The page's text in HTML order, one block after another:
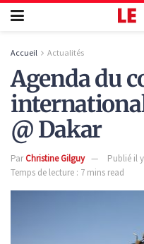
Accueil Actualités
Agenda du
@ Dakar
ParChristine Gilguy
Publié il
Temps de lecture : 7 mins read